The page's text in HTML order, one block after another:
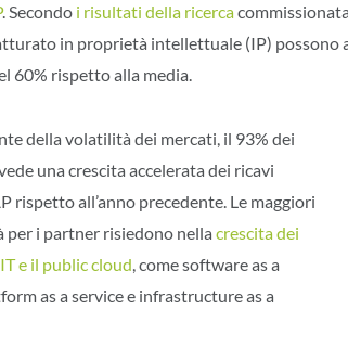
. Secondo i risultati della ricerca
in proprietà intellettuale (IP) possono
60% rispetto alla media.
della volatilità dei mercati, il 93% dei
una crescita accelerata dei ricavi
rispetto all’anno precedente. Le maggiori
i partner risiedono nella crescita dei
e il public cloud, come software as a
as a service e infrastructure as a